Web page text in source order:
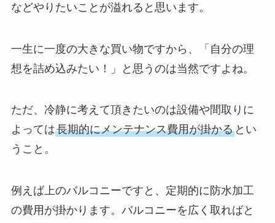
などやりたいことが溢れると思います。
一生に一度の大きな買い物ですから、「自分の理
想を詰め込みたい！」と思うのは当然ですよね。
ただ、冷静に考えて頂きたいのは設備や間取りに
よっては長期的にメンテナンス費用が掛かるとい
うこと。
例えば上のバルコニーですと、定期的に防水加工
の費用が掛かります。バルコニーを広く取ればと